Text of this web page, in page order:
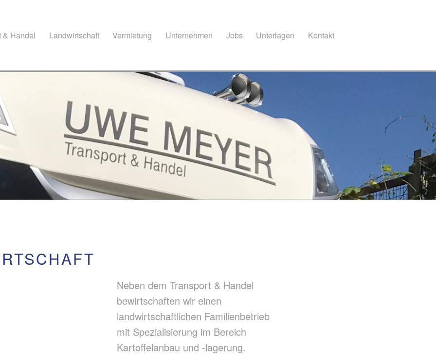
& Handel Landwirtschaft Vermietung Unternehmen Jobs Unterlagen Kontakt
Neben dem Transport & Handel
bewirtschaften wir einen
landwirtschaftlichen Familienbetrieb
mit Spezialisierung im Bereich
Kartoffelanbau und -lagerung.